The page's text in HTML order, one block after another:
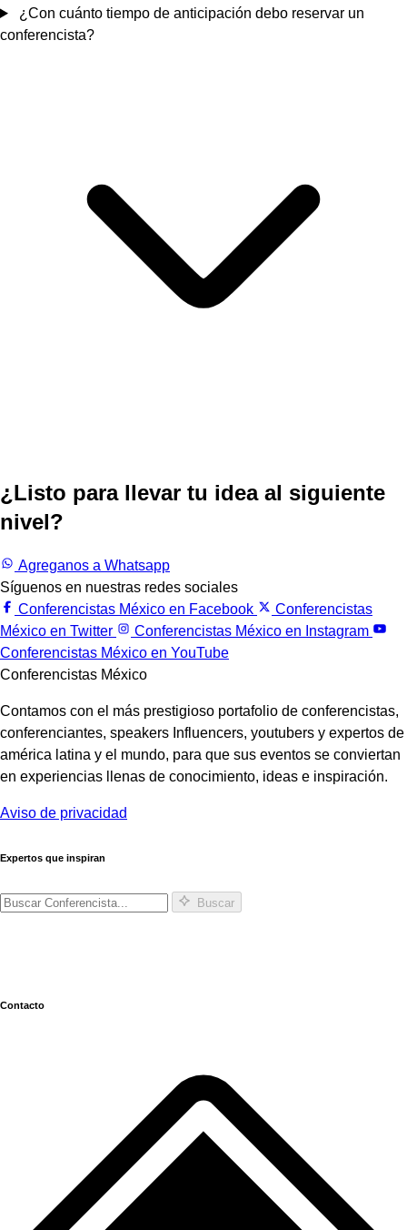
¿Con cuánto tiempo de anticipación debo reservar un
conferencista?
¿Listo para llevar tu idea al siguiente
nivel?
Agreganos a Whatsapp
Síguenos en nuestras redes sociales
Conferencistas México en Facebook
Conferencistas
México en Twitter
Conferencistas México en Instagram
Conferencistas México en YouTube
Conferencistas México
Contamos con el más prestigioso portafolio de conferencistas,
conferenciantes, speakers Influencers, youtubers y expertos de
américa latina y el mundo, para que sus eventos se conviertan
en experiencias llenas de conocimiento, ideas e inspiración.
Aviso de privacidad
Expertos que inspiran
Buscar
Contacto